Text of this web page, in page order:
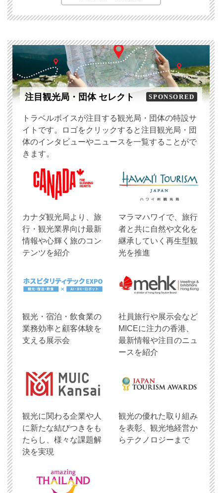
注目観光局・団体 セレクト SPONSORED
トラベルボイスが注目する観光局・団体の特設サ
イトです。ロゴをクリックすると注目観光局・団
体のインタビューやニュースを一覧することがで
きます。
​カナダ観光局より、旅
行・観光業界向け最新
情報や心輝く旅のコン
テンツを紹介
マラマハワイで、旅行
者と共に自然や文化を
継承していく再生型観
光を推進
観光・宿泊・飲食業の
業務効率と顧客体験を
支える展示会
社員旅行や展示会など
MICEに注力の香港、
最新情報や注目のニュ
ースを紹介
観光に関わる企業や人
に新たな結びつきをも
たらし、様々な課題解
決を実現
観光の優れた取り組み
を表彰、観光地経営か
らテクノロジーまで